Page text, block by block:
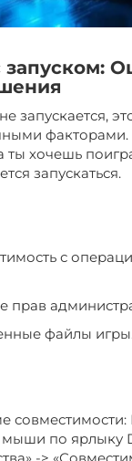
запускается,
факторами.
ты хочешь
запускаться.
с
прав
файлы
по ярлыку